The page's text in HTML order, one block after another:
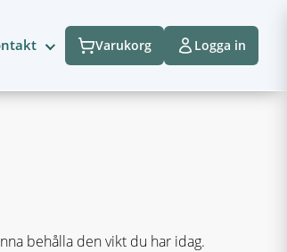
Varukorg Logga in
behålla den vikt du har idag.